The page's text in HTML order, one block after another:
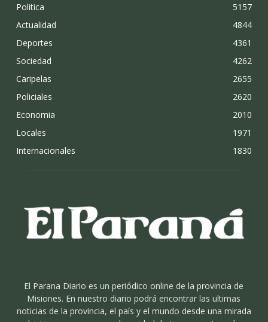
Politica
5157
Actualidad
4844
Deportes
4361
Sociedad
4262
Caripelas
2655
Policiales
2620
Economia
2010
Locales
1971
Internacionales
1830
El Parana Diario es un periódico online de la provincia de
Misiones. En nuestro diario podrá encontrar las ultimas
noticias de la provincia, el país y el mundo desde una mirada